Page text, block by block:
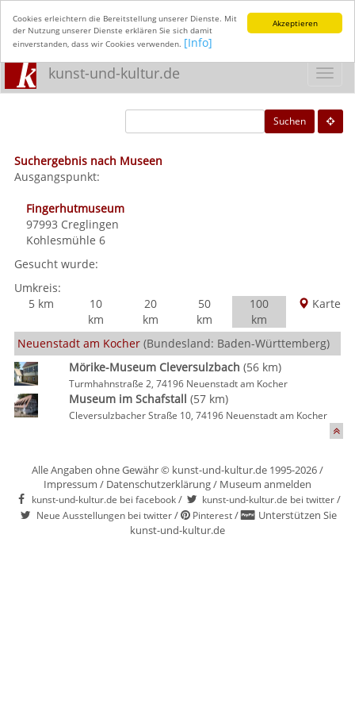
Akzeptieren
Cookies erleichtern die Bereitstellung unserer Dienste. Mit
der Nutzung unserer Dienste erklären Sie sich damit
einverstanden, dass wir Cookies verwenden. [Info]
kunst-und-kultur.de
Suchen
Suchergebnis nach Museen
Ausgangspunkt:
Fingerhutmuseum
97993 Creglingen
Kohlesmühle 6
Gesucht wurde:
Umkreis:
5 km
10
km
20
km
50
km
100
km
Karte
Neuenstadt am Kocher (Bundesland: Baden-Württemberg)
Mörike-Museum Cleversulzbach (56 km)
Turmhahnstraße 2, 74196 Neuenstadt am Kocher
Museum im Schafstall (57 km)
Cleversulzbacher Straße 10, 74196 Neuenstadt am Kocher
Alle Angaben ohne Gewähr © kunst-und-kultur.de 1995-2026 /
Impressum / Datenschutzerklärung/ Museum anmelden
kunst-und-kultur.de bei facebook/ kunst-und-kultur.de bei twitter/
Neue Ausstellungen bei twitter/ Pinterest/
Unterstützen Sie
kunst-und-kultur.de